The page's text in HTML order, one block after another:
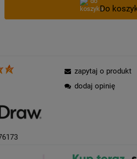
zapytaj o produkt
dodaj opinię